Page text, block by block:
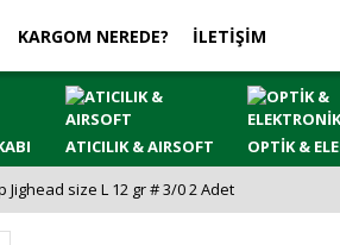
KARGOM NEREDE? İLETİŞİM
ATICILIK & AIRSOFT OPTİK &
size L 12 gr # 3/0 2 Adet